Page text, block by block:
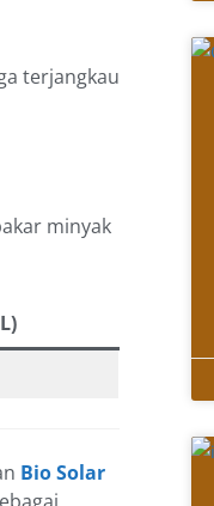
terjangkau
minyak
Bio Solar